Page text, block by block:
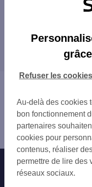
Les agences SG
CLUSES
SALLANCHES
Les agences SG
départements
73 SAVOIE
Haute-Savoie
Nos
Au-delà des cookies
bon fonctionnement
partenaires
cookies pour
contenus, réaliser
permettre de lire des
réseaux sociaux.
Refuser les